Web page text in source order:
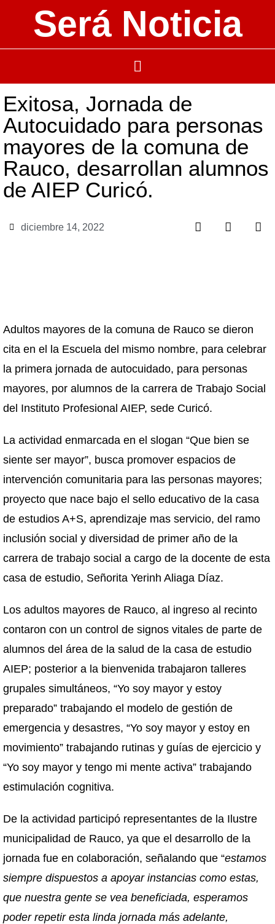
Será Noticia
Exitosa, Jornada de
Autocuidado para personas
mayores de la comuna de
Rauco, desarrollan alumnos
de AIEP Curicó.
diciembre 14, 2022
Adultos mayores de la comuna de Rauco se dieron
cita en el la Escuela del mismo nombre, para celebrar
la primera jornada de autocuidado, para personas
mayores, por alumnos de la carrera de Trabajo Social
del Instituto Profesional AIEP, sede Curicó.
La actividad enmarcada en el slogan “Que bien se
siente ser mayor”, busca promover espacios de
intervención comunitaria para las personas mayores;
proyecto que nace bajo el sello educativo de la casa
de estudios A+S, aprendizaje mas servicio, del ramo
inclusión social y diversidad de primer año de la
carrera de trabajo social a cargo de la docente de esta
casa de estudio, Señorita Yerinh Aliaga Díaz.
Los adultos mayores de Rauco, al ingreso al recinto
contaron con un control de signos vitales de parte de
alumnos del área de la salud de la casa de estudio
AIEP; posterior a la bienvenida trabajaron talleres
grupales simultáneos, “Yo soy mayor y estoy
preparado” trabajando el modelo de gestión de
emergencia y desastres, “Yo soy mayor y estoy en
movimiento” trabajando rutinas y guías de ejercicio y
“Yo soy mayor y tengo mi mente activa” trabajando
estimulación cognitiva.
De la actividad participó representantes de la Ilustre
municipalidad de Rauco, ya que el desarrollo de la
jornada fue en colaboración, señalando que “estamos
siempre dispuestos a apoyar instancias como estas,
que nuestra gente se vea beneficiada, esperamos
poder repetir esta linda jornada más adelante,